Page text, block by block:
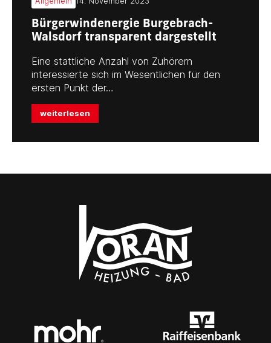
Bürgerwindenergie Burgebrach-
Walsdorf transparent dargestellt
Eine stattliche Anzahl von Zuhörern
interessierte sich im Wesentlichen für den
ersten Punkt der…
weiterlesen